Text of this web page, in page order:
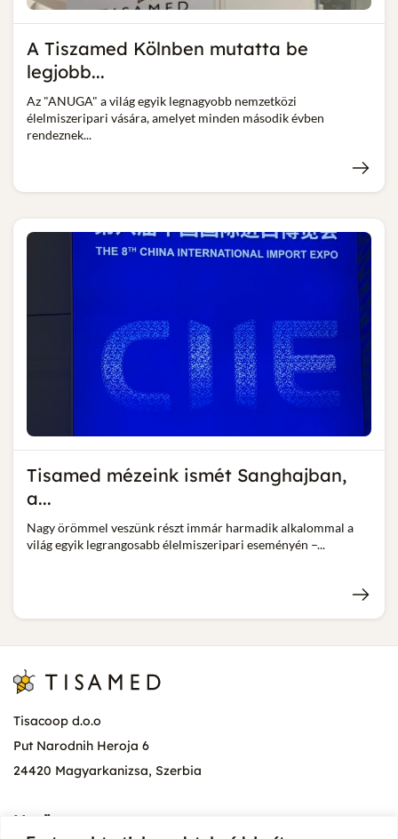
A Tiszamed Kölnben mutatta be
legjobb...
Az "ANUGA" a világ egyik legnagyobb nemzetközi
élelmiszeripari vására, amelyet minden második évben
rendeznek...
Tisamed mézeink ismét Sanghajban,
a...
Nagy örömmel veszünk részt immár harmadik alkalommal a
világ egyik legrangosabb élelmiszeripari eseményén –...
Tisacoop d.o.o
Put Narodnih Heroja 6
24420 Magyarkanizsa, Szerbia
Menü